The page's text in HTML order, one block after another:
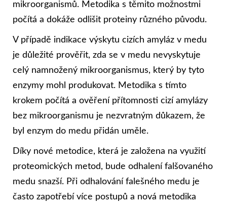
mikroorganismů. Metodika s těmito možnostmi
počítá a dokáže odlišit proteiny různého původu.
V případě indikace výskytu cizích amyláz v medu
je důležité prověřit, zda se v medu nevyskytuje
celý namnožený mikroorganismus, který by tyto
enzymy mohl produkovat. Metodika s tímto
krokem počítá a ověření přítomnosti cizí amylázy
bez mikroorganismu je nezvratným důkazem, že
byl enzym do medu přidán uměle.
Díky nové metodice, která je založena na využití
proteomických metod, bude odhalení falšovaného
medu snazší. Při odhalování falešného medu je
často zapotřebí více postupů a nová metodika